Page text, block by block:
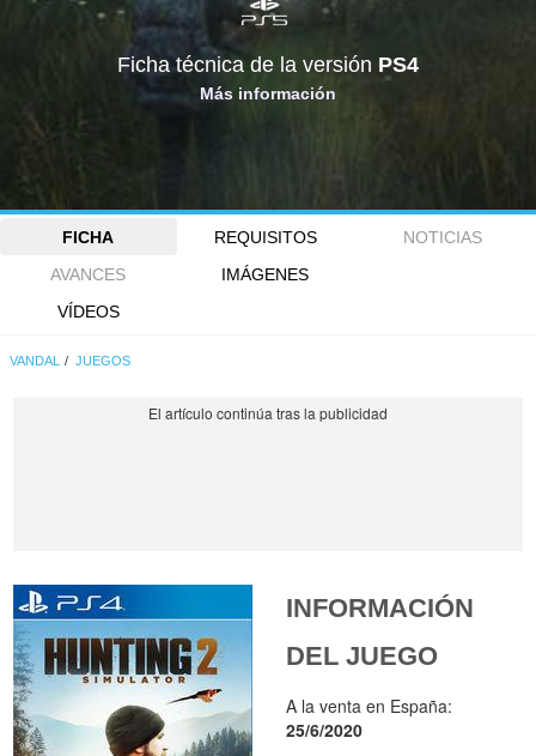
Ficha técnica de la versión PS4
Más información
FICHA REQUISITOS
NOTICIAS
AVANCES
IMÁGENES
VÍDEOS
VANDAL JUEGOS
INFORMACIÓN
DEL JUEGO
A la venta en España:
25/6/2020